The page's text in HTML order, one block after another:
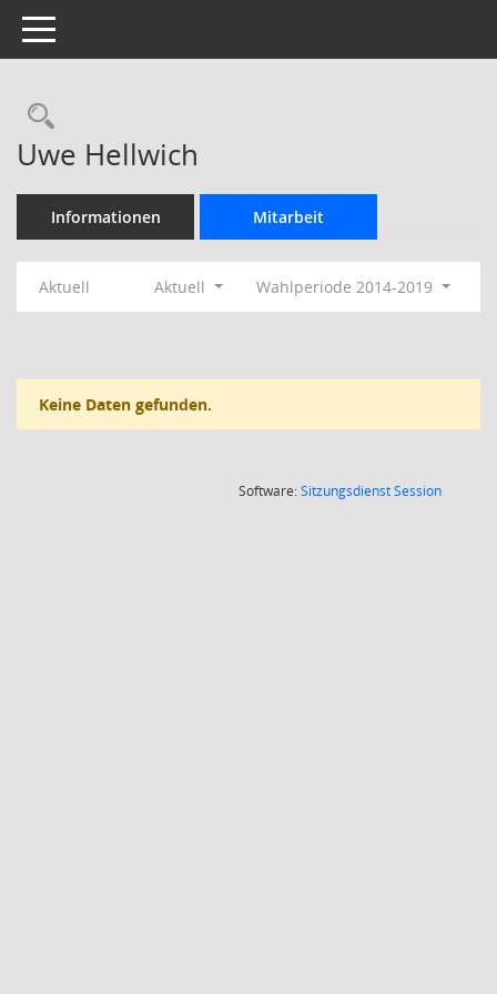
Toggle navigation
Rechercheauswahl
Uwe Hellwich
Informationen Mitarbeit
Aktuell Aktuell Wahlperiode 2014-2019
Keine Daten gefunden.
Software:SitzungsdienstSession(Wird in